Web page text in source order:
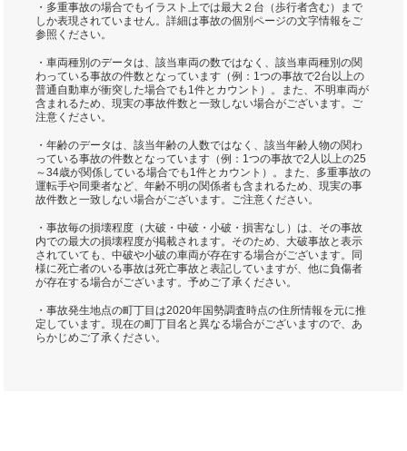
・多重事故の場合でもイラスト上では最大２台（歩行者含む）まで
しか表現されていません。詳細は事故の個別ページの文字情報をご
参照ください。
・車両種別のデータは、該当車両の数ではなく、該当車両種別の関
わっている事故の件数となっています（例：1つの事故で2台以上の
普通自動車が衝突した場合でも1件とカウント）。また、不明車両が
含まれるため、現実の事故件数と一致しない場合がございます。ご
注意ください。
・年齢のデータは、該当年齢の人数ではなく、該当年齢人物の関わ
っている事故の件数となっています（例：1つの事故で2人以上の25
～34歳が関係している場合でも1件とカウント）。また、多重事故の
運転手や同乗者など、年齢不明の関係者も含まれるため、現実の事
故件数と一致しない場合がございます。ご注意ください。
・事故毎の損壊程度（大破・中破・小破・損害なし）は、その事故
内での最大の損壊程度が掲載されます。そのため、大破事故と表示
されていても、中破や小破の車両が存在する場合がございます。同
様に死亡者のいる事故は死亡事故と表記していますが、他に負傷者
が存在する場合がございます。予めご了承ください。
・事故発生地点の町丁目は2020年国勢調査時点の住所情報を元に推
定しています。現在の町丁目名と異なる場合がございますので、あ
らかじめご了承ください。